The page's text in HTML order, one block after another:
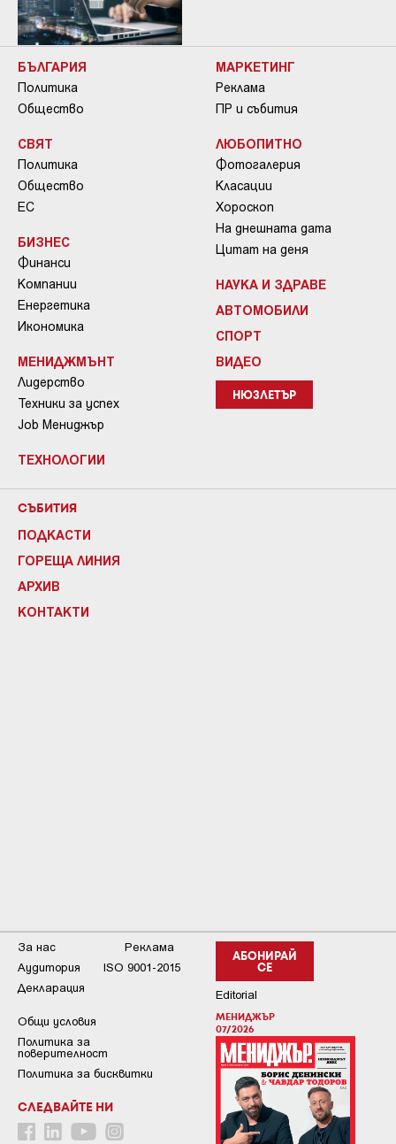
БЪЛГАРИЯ
Политика
Общество
СВЯТ
Политика
Общество
ЕС
БИЗНЕС
Финанси
Компании
Енергетика
Икономика
МЕНИДЖМЪНТ
Лидерство
Техники за успех
Job Мениджър
ТЕХНОЛОГИИ
МАРКЕТИНГ
Реклама
ПР и събития
ЛЮБОПИТНО
Фотогалерия
Класации
Хороскоп
На днешната дата
Цитат на деня
НАУКА И ЗДРАВЕ
АВТОМОБИЛИ
СПОРТ
ВИДЕО
НЮЗЛЕТЪР
СЪБИТИЯ
ПОДКАСТИ
ГОРЕЩА ЛИНИЯ
АРХИВ
КОНТАКТИ
АБОНИРАЙ
СЕ
Editorial
МЕНИДЖЪР
07/2026
За нас
Реклама
Аудитория
ISO 9001-2015
Декларация
Общи условия
Пoлитикa зa
пoвepитeлнocт
Политика за бисквитки
СЛЕДВАЙТЕ НИ